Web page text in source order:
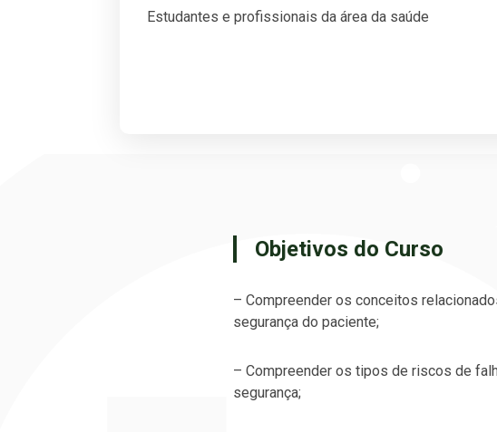
Estudantes e profissionais da área da saúde
Objetivos do Curso
– Compreender os conceitos
segurança do paciente;
– Compreender os tipos de riscos de
segurança;